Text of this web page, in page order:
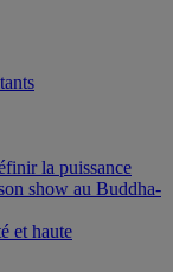
la puissance
show au Buddha-
et haute